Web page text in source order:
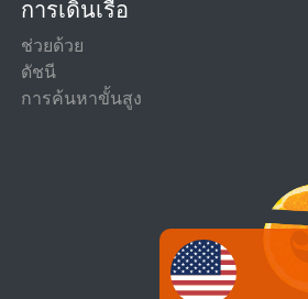
การเดินเรือ
ช่วยด้วย
ดัชนี
การค้นหาขั้นสูง